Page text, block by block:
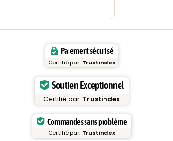
Paiement sécurisé
Certifié par: Trustindex
Soutien Exceptionnel
Certifié par: Trustindex
Commandes sans problème
Certifié par: Trustindex